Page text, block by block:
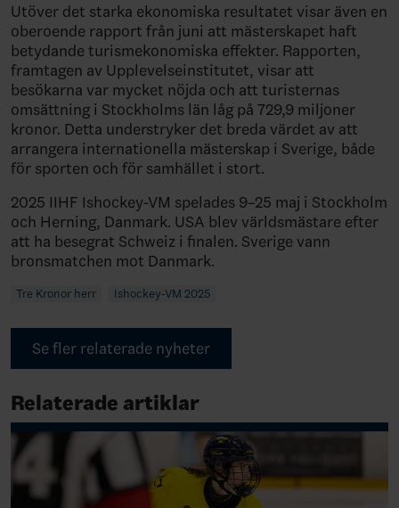
Utöver det starka ekonomiska resultatet visar även en
oberoende rapport från juni att mästerskapet haft
betydande turismekonomiska effekter. Rapporten,
framtagen av Upplevelseinstitutet, visar att
besökarna var mycket nöjda och att turisternas
omsättning i Stockholms län låg på 729,9 miljoner
kronor. Detta understryker det breda värdet av att
arrangera internationella mästerskap i Sverige, både
för sporten och för samhället i stort.
2025 IIHF Ishockey-VM spelades 9–25 maj i Stockholm
och Herning, Danmark. USA blev världsmästare efter
att ha besegrat Schweiz i finalen. Sverige vann
bronsmatchen mot Danmark.
Tre Kronor herr Ishockey-VM 2025
Se fler relaterade nyheter
Relaterade artiklar